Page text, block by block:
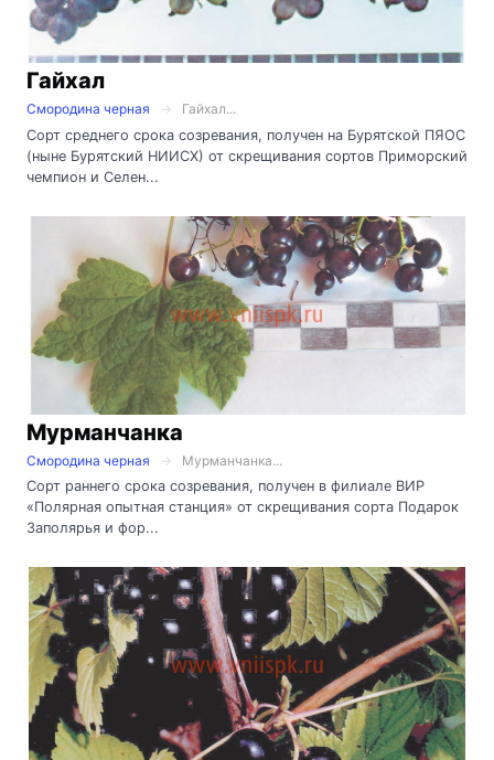
Гайхал
Смородина черная
Гайхал...
Сорт среднего срока созревания, получен на Бурятской ПЯОС
(ныне Бурятский НИИСХ) от скрещивания сортов Приморский
чемпион и Селен...
Мурманчанка
Смородина черная
Мурманчанка...
Сорт раннего срока созревания, получен в филиале ВИР
«Полярная опытная станция» от скрещивания сорта Подарок
Заполярья и фор...